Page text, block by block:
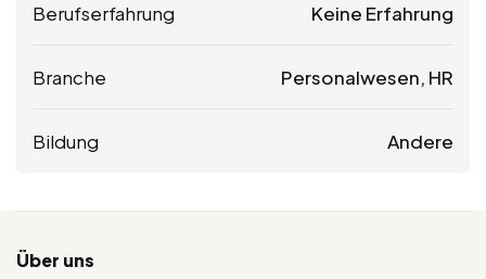
Berufserfahrung Keine Erfahrung
Branche Personalwesen, HR
Bildung Andere
Über uns